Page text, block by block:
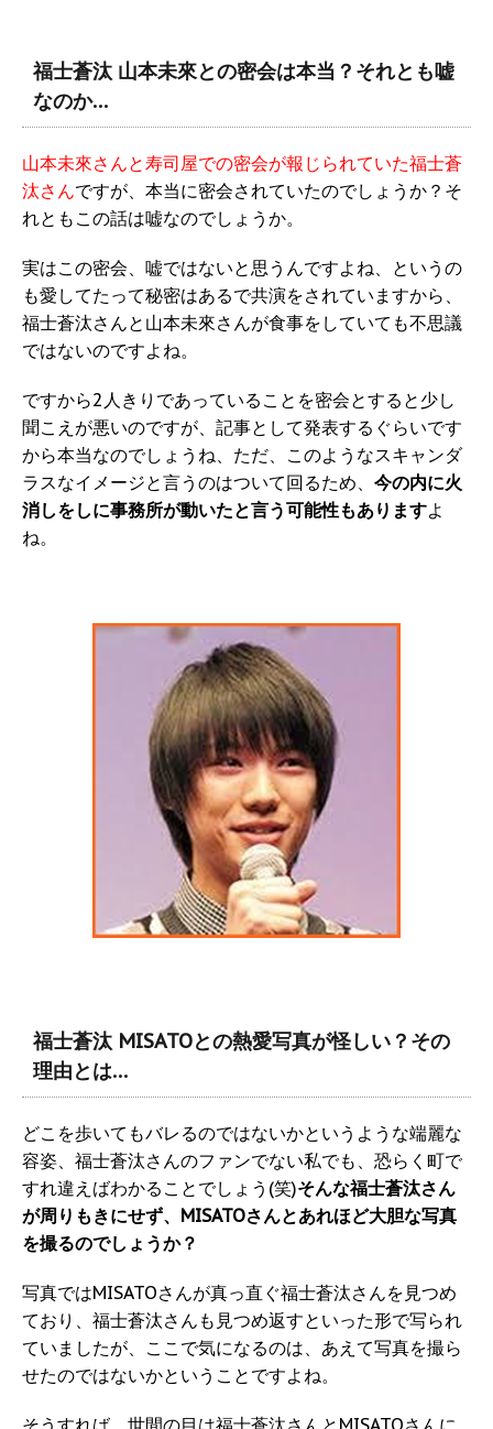
福士蒼汰 山本未來との密会は本当？それとも嘘
なのか…
山本未來さんと寿司屋での密会が報じられていた福士蒼
汰さんですが、本当に密会されていたのでしょうか？そ
れともこの話は嘘なのでしょうか。
実はこの密会、嘘ではないと思うんですよね、というの
も愛してたって秘密はあるで共演をされていますから、
福士蒼汰さんと山本未來さんが食事をしていても不思議
ではないのですよね。
ですから2人きりであっていることを密会とすると少し
聞こえが悪いのですが、記事として発表するぐらいです
から本当なのでしょうね、ただ、このようなスキャンダ
ラスなイメージと言うのはついて回るため、 今の内に火
消しをしに事務所が動いたと言う可能性もありますよ
ね。
福士蒼汰 MISATOとの熱愛写真が怪しい？その
理由とは…
どこを歩いてもバレるのではないかというような端麗な
容姿、福士蒼汰さんのファンでない私でも、恐らく町で
すれ違えばわかることでしょう(笑)そんな福士蒼汰さん
が周りもきにせず、MISATOさんとあれほど大胆な写真
を撮るのでしょうか？
写真ではMISATOさんが真っ直ぐ福士蒼汰さんを見つめ
ており、福士蒼汰さんも見つめ返すといった形で写られ
ていましたが、ここで気になるのは、あえて写真を撮ら
せたのではないかということですよね。